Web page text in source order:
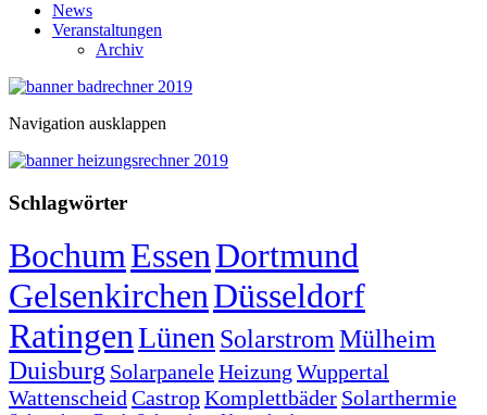
News
Veranstaltungen
Archiv
Navigation ausklappen
Schlagwörter
BochumEssenDortmund
GelsenkirchenDüsseldorf
RatingenLünen Solarstrom Mülheim
Duisburg SolarpaneleHeizung Wuppertal
Wattenscheid CastropKomplettbäder Solarthermie